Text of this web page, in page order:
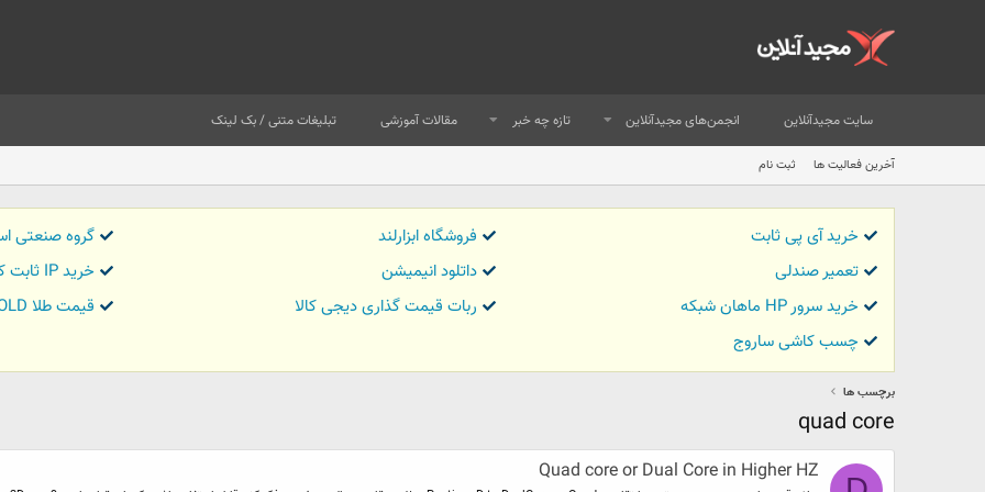
سایت مجیدآنلاین انجمن‌های مجیدآنلاین تازه چه خبر مقالات آموزشی تبلیغات متنی / بک لینک
آخرین فعالیت ها ثبت نام
خرید آی پی ثابت فروشگاه ابزارلند
گروه صنعتی
تعمیر صندلی
داتلود انیمیشن
خرید IP ثابت کاور تریدر
خرید سرور HP ماهان شبکه
ربات قیمت گذاری دیجی کالا
قیمت طلا GOLD
چسب کاشی ساروج
برچسب ها
quad core
Quad core or Dual Core in Higher HZ